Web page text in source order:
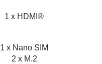
1 x HDMI®
1 x Nano SIM
2 x M.2